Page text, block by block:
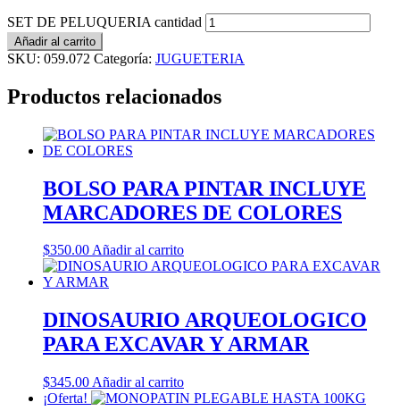
SET DE PELUQUERIA cantidad
Añadir al carrito
SKU: 059.072 Categoría: JUGUETERIA
Productos relacionados
BOLSO PARA PINTAR INCLUYE
MARCADORES DE COLORES
$350.00Añadir al carrito
DINOSAURIO ARQUEOLOGICO
PARA EXCAVAR Y ARMAR
$345.00 Añadir al carrito
¡Oferta!